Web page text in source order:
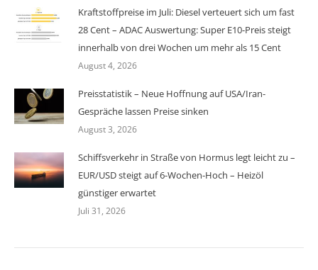
Kraftstoffpreise im Juli: Diesel verteuert sich um fast
28 Cent – ADAC Auswertung: Super E10-Preis steigt
innerhalb von drei Wochen um mehr als 15 Cent
August 4, 2026
Preisstatistik – Neue Hoffnung auf USA/Iran-
Gespräche lassen Preise sinken
August 3, 2026
Schiffsverkehr in Straße von Hormus legt leicht zu –
EUR/USD steigt auf 6-Wochen-Hoch – Heizöl
günstiger erwartet
Juli 31, 2026